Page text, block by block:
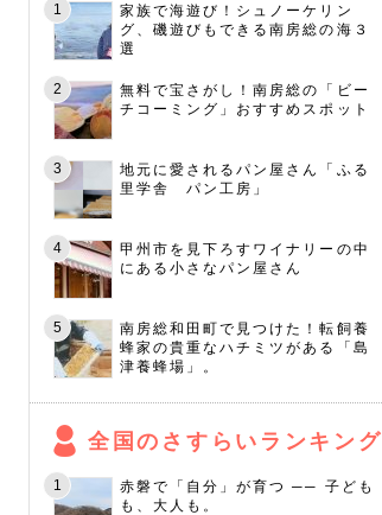
家族で海遊び！シュノーケリン
グ、磯遊びもできる南房総の海３
選
無料で宝さがし！南房総の「ビー
チコーミング」おすすめスポット
地元に愛されるパン屋さん「ふる
里学舎 パン工房」
甲州市を見下ろすワイナリーの中
にある小さなパン屋さん
南房総和田町で見つけた！転飼養
蜂家の貴重なハチミツがある「島
津養蜂場」。
全国のさすらいランキング
赤磐で「自分」が育つ ── 子ども
も、大人も。